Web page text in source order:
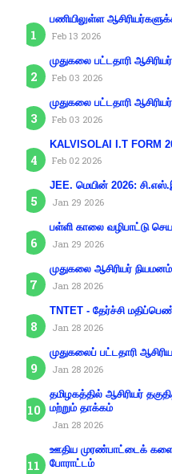
பணியிலுள்ள
Feb 13 2026
முதுகலை பட்டதாரி
Feb 03 2026
முதுகலை பட்டதாரி
Feb 03 2026
KALVISOLAI I.T FORM
Feb 02 2026
JEE. மெயின் 2026:
Jan 29 2026
பள்ளி காலை வழிபாட்டு
Jan 29 2026
முதுகலை ஆசிரியர் நியமனம்
Jan 28 2026
TNTET - தேர்ச்சி
Jan 28 2026
முதுகலைப் பட்டதாரி
Jan 28 2026
தமிழகத்தில் ஆசிரியர்
மற்றும் தாக்கம்
Jan 28 2026
ஊதிய முரண்பாட்டைக்
போராட்டம்